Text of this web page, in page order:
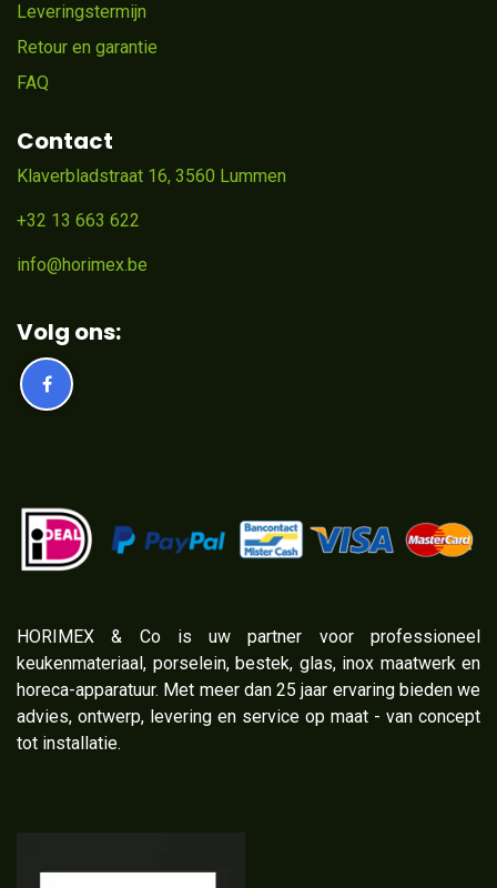
Leveringstermijn
Retour en garantie
FAQ
Contact
Klaverbladstraat 16, 3560 Lummen
+32 13 663 622
info@horimex.be
Volg ons:
​HORIMEX & Co is uw partner voor professioneel
keukenmateriaal, porselein, bestek, glas, inox maatwerk en
horeca-apparatuur. Met meer dan 25 jaar ervaring bieden we
advies, ontwerp, levering en service op maat - van concept
tot installatie.